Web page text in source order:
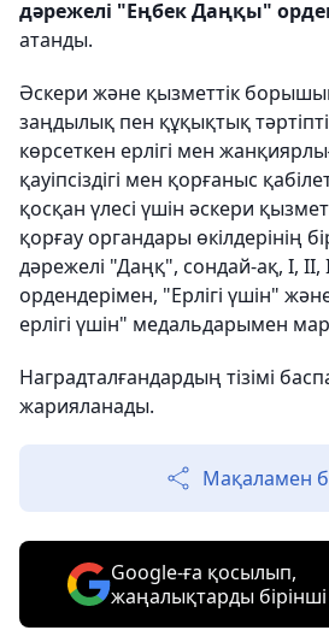
дәрежелі "Еңбек Даңқы"
атанды.
Әскери және қызметтік
заңдылық пен құқықтық
көрсеткен ерлігі мен
қауіпсіздігі мен қорғаныс
қосқан үлесі үшін әскери
қорғау органдары өкілдерінің
дәрежелі "Даңқ", сондай-ақ, І,
ордендерімен, "Ерлігі үшін"
ерлігі үшін" медальдарымен
Наградталғандардың тізімі
жарияланады.
Мақаламен
Google-ға қосылып,
жаңалықтарды